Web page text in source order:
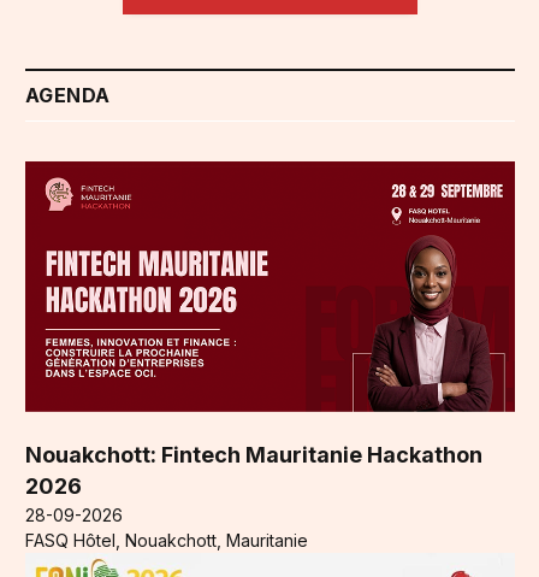
AGENDA
Nouakchott: Fintech Mauritanie Hackathon
2026
28-09-2026
FASQ Hôtel, Nouakchott, Mauritanie